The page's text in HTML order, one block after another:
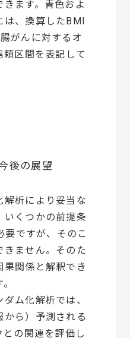
ます。青色およ
は、換算したBMI
がんに対するオ
頼区間を表記して
後の展望
解析により妥当な
いくつかの前提条
要ですが、そのこ
きません。そのた
果関係と解釈でき
ム化解析では、
ら）予測される
の関連を評価し